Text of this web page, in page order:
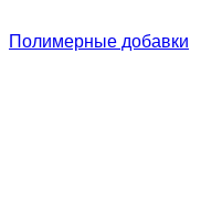
Полимерные добавки